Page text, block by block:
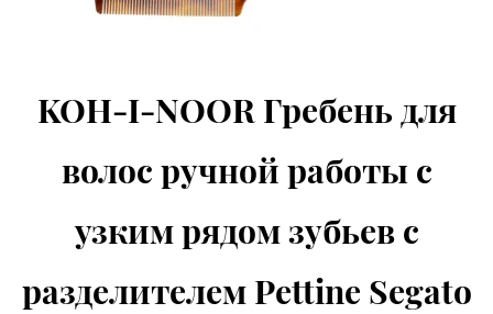
KOH-I-NOOR Гребень для
волос ручной работы с
узким рядом зубьев с
разделителем Pettine Segato